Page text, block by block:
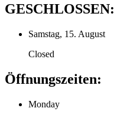
GESCHLOSSEN:
Samstag, 15. August
Closed
Öffnungszeiten:
Monday